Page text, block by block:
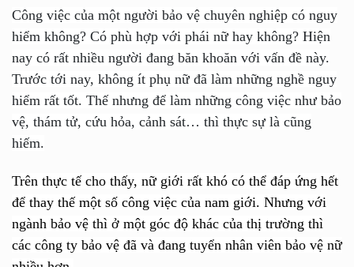
Công việc của một người bảo vệ chuyên nghiệp có nguy
hiểm không? Có phù hợp với phái nữ hay không? Hiện
nay có rất nhiều người đang băn khoăn với vấn đề này.
Trước tới nay, không ít phụ nữ đã làm những nghề nguy
hiểm rất tốt. Thế nhưng để làm những công việc như bảo
vệ, thám tử, cứu hỏa, cảnh sát… thì thực sự là cũng
hiếm.
Trên thực tế cho thấy, nữ giới rất khó có thể đáp ứng hết
để thay thế một số công việc của nam giới. Nhưng với
ngành bảo vệ thì ở một góc độ khác của thị trường thì
các công ty bảo vệ đã và đang tuyển nhân viên bảo vệ nữ